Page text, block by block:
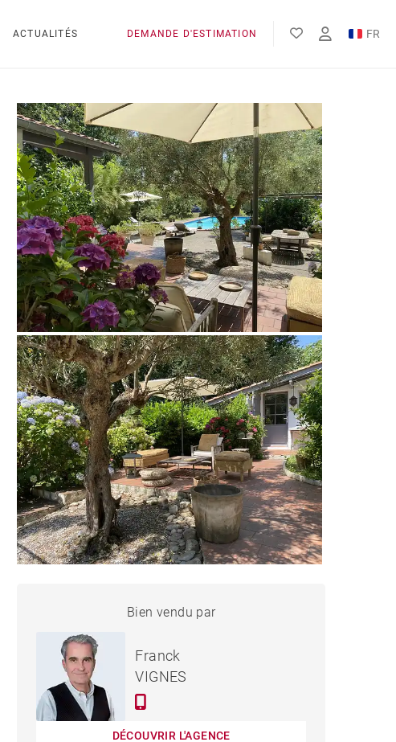
ACTUALITÉS DEMANDE D'ESTIMATION FR
EN
MAISON AHETZE - 130 M²
Bien vendu par
Franck
VIGNES
DÉCOUVRIR L'AGENCE